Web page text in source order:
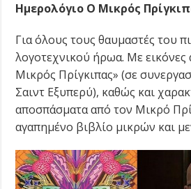
Ημερολόγιο Ο Μικρός
Για όλους τους θαυμαστές του
λογοτεχνικού ήρωα. Με εικόνες
Μικρός Πρίγκιπας» (σε
Σαιντ Εξυπερύ), καθώς και
αποσπάσματα από τον Μικρό
αγαπημένο βιβλίο μικρών και